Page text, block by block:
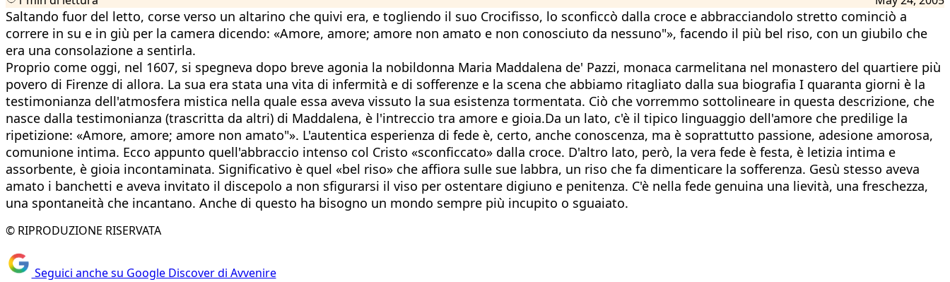
Saltando fuor del letto, corse verso un altarino che quivi era, e togliendo il suo Crocifisso, lo sconficcò dalla croce e abbracciandolo stretto cominciò a
correre in su e in giù per la camera dicendo: «Amore, amore; amore non amato e non conosciuto da nessuno"», facendo il più bel riso, con un giubilo che
era una consolazione a sentirla.
Proprio come oggi, nel 1607, si spegneva dopo breve agonia la nobildonna Maria Maddalena de' Pazzi, monaca carmelitana nel monastero del quartiere più
povero di Firenze di allora. La sua era stata una vita di infermità e di sofferenze e la scena che abbiamo ritagliato dalla sua biografia I quaranta giorni è la
testimonianza dell'atmosfera mistica nella quale essa aveva vissuto la sua esistenza tormentata. Ciò che vorremmo sottolineare in questa descrizione, che
nasce dalla testimonianza (trascritta da altri) di Maddalena, è l'intreccio tra amore e gioia.Da un lato, c'è il tipico linguaggio dell'amore che predilige la
ripetizione: «Amore, amore; amore non amato"». L'autentica esperienza di fede è, certo, anche conoscenza, ma è soprattutto passione, adesione amorosa,
comunione intima. Ecco appunto quell'abbraccio intenso col Cristo «sconficcato» dalla croce. D'altro lato, però, la vera fede è festa, è letizia intima e
assorbente, è gioia incontaminata. Significativo è quel «bel riso» che affiora sulle sue labbra, un riso che fa dimenticare la sofferenza. Gesù stesso aveva
amato i banchetti e aveva invitato il discepolo a non sfigurarsi il viso per ostentare digiuno e penitenza. C'è nella fede genuina una lievità, una freschezza,
una spontaneità che incantano. Anche di questo ha bisogno un mondo sempre più incupito o sguaiato.
© RIPRODUZIONE RISERVATA
Seguici anche su Google Discover di Avvenire